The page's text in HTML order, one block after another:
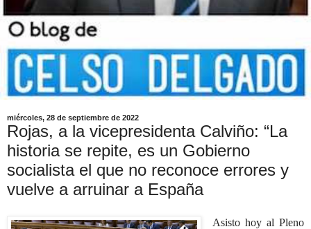
miércoles, 28 de septiembre de 2022
Rojas, a la vicepresidenta Calviño: “La
historia se repite, es un Gobierno
socialista el que no reconoce errores y
vuelve a arruinar a España
Asisto hoy al Pleno